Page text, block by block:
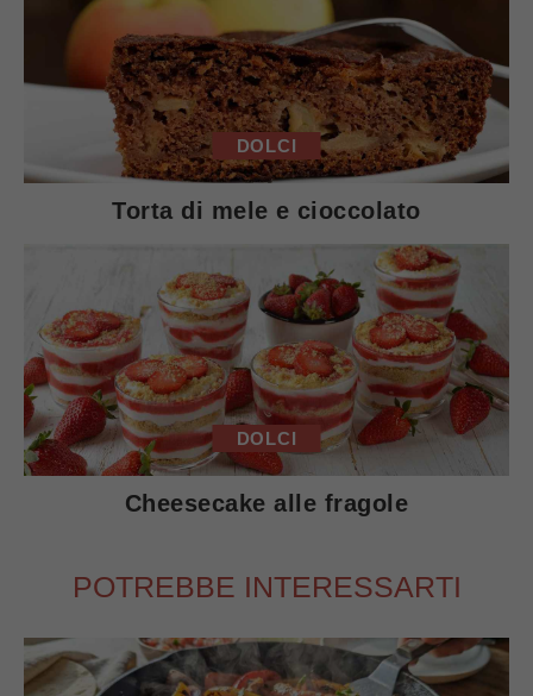
DOLCI
Torta di mele e cioccolato
DOLCI
Cheesecake alle fragole
POTREBBE INTERESSARTI